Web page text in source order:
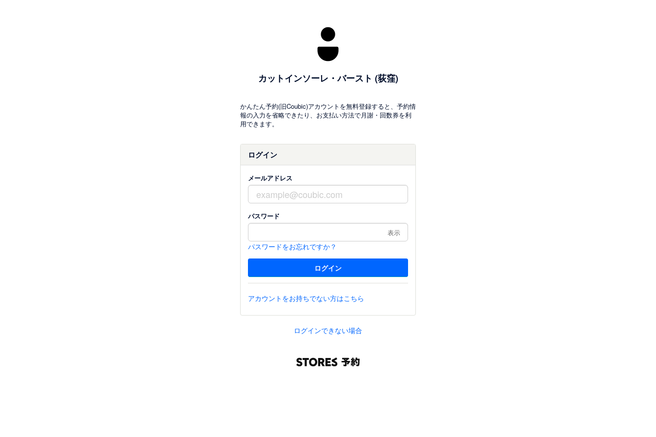
カットインソーレ・バースト (荻窪)
かんたん予約(旧Coubic)アカウントを無料登録すると、予約情
報の入力を省略できたり、お支払い方法で月謝・回数券を利
用できます。
ログイン
メールアドレス
パスワード
表示
パスワードをお忘れですか？
アカウントをお持ちでない方はこちら
ログインできない場合